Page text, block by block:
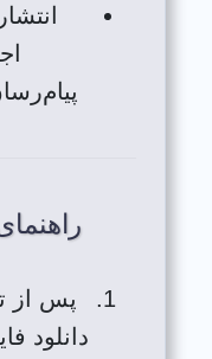
پس از
دانلود